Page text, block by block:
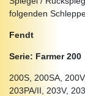
folgenden
Fendt
Serie: Farmer
200S, 200SA,
203PA/II, 203V,